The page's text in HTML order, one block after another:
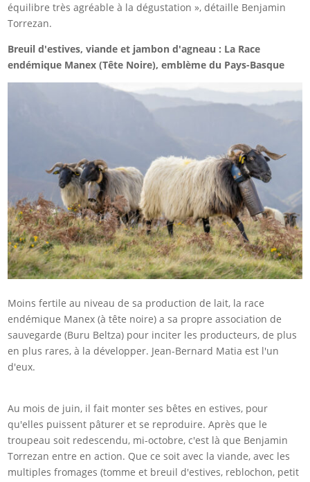
équilibre très agréable à la dégustation », détaille Benjamin
Torrezan.
Breuil d'estives, viande et jambon d'agneau : La Race
endémique Manex (Tête Noire), emblème du Pays-Basque
Moins fertile au niveau de sa production de lait, la race
endémique Manex (à tête noire) a sa propre association de
sauvegarde (Buru Beltza) pour inciter les producteurs, de plus
en plus rares, à la développer. Jean-Bernard Matia est l'un
d'eux.
Au mois de juin, il fait monter ses bêtes en estives, pour
qu'elles puissent pâturer et se reproduire. Après que le
troupeau soit redescendu, mi-octobre, c'est là que Benjamin
Torrezan entre en action. Que ce soit avec la viande, avec les
multiples fromages (tomme et breuil d'estives, reblochon, petit